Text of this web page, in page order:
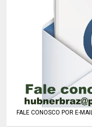
FALE CONOSCO POR E-MAIL